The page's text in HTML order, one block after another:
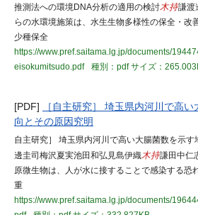
推測法への環境DNA分析の適用の検討木持謙渡
らの水環境施策は、水生生物多様性の保全・改
少種保全
https://www.pref.saitama.lg.jp/documents/
eisokumitsudo.pdf
種別：pdfサイズ：
[PDF]
［自主研究］ 埼玉県内河川で高
向とその原因究明
自主研究］ 埼玉県内河川で高い大腸菌数を示
邊圭司梅沢夏実池田和弘見島伊織木持謙田中仁
原微生物は、人が水に接することで感染する恐
重
https://www.pref.saitama.lg.jp/documents/